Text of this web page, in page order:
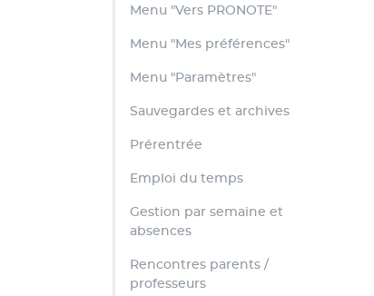
Menu "Vers PRONOTE"
Menu "Mes préférences"
Menu "Paramètres"
Sauvegardes et archives
Prérentrée
Emploi du temps
Gestion par semaine et
absences
Rencontres parents /
professeurs